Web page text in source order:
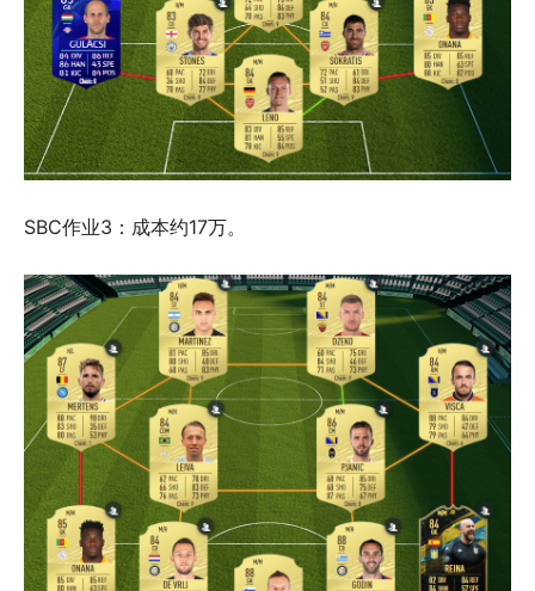
SBC作业3：成本约17万。